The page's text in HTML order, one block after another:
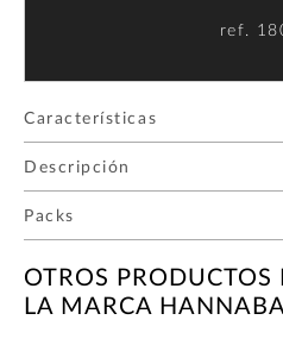
ref.
Características
Descripción
Packs
OTROS PRODUCTOS
LA MARCA